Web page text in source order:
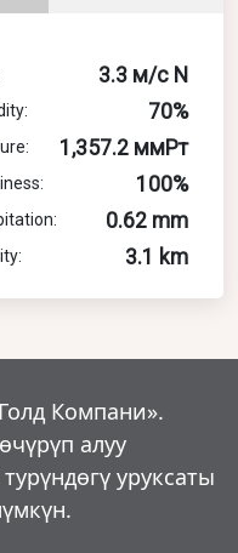
3.3 м/с N
70%
1,357.2 ммРт
100%
0.62 mm
3.1 km
Компани».
алуу
уруксаты